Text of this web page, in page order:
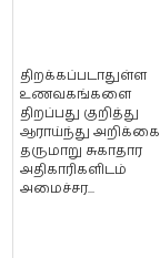
திறக்கப்படாதுள்ள
உணவகங்களை
திறப்பது குறித்து
ஆராய்ந்து அறிக்கை
தருமாறு சுகாதார
அதிகாரிகளிடம்
அமைச்சர...